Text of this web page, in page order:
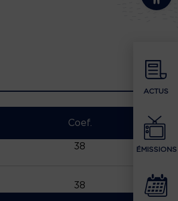
ACTUS
ÉMISSIONS
Coef.
38
38